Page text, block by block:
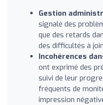
Gestion
signalé des
que des retards
des difficultés à
Incohérences
ont exprimé des
suivi de leur
fréquents de
impression